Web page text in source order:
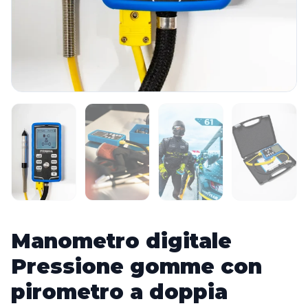
Manometro digitale
Pressione gomme con
pirometro a doppia